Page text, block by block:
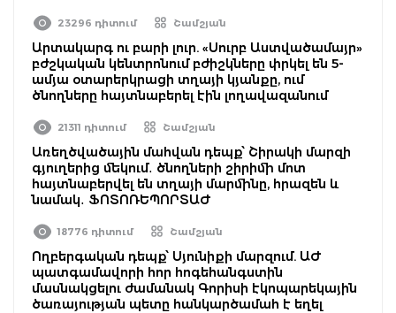
23296 դիտում Շամշյան
Արտակարգ ու բարի լուր. «Սուրբ Աստվածամայր»
բժշկական կենտրոնում բժիշկները փրկել են 5-
ամյա օտարերկրացի տղայի կյանքը, ում
ծնողները հայտնաբերել էին լողավազանում
21311 դիտում Շամշյան
Առեղծվածային մահվան դեպք՝ Շիրակի մարզի
գյուղերից մեկում․ ծնողների շիրիմի մոտ
հայտնաբերվել են տղայի մարմինը, հրազեն և
նամակ․ ՖՈՏՈՌԵՊՈՐՏԱԺ
18776 դիտում Շամշյան
Ողբերգական դեպք՝ Սյունիքի մարզում. ԱԺ
պատգամավորի հոր հոգեհանգստին
մասնակցելու ժամանակ Գորիսի էկոպարեկային
ծառայության պետը հանկարծամահ է եղել